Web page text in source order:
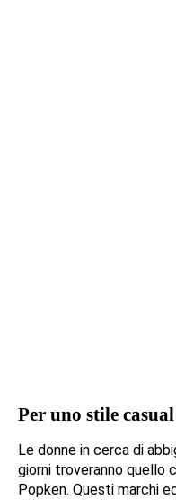
Per uno stile
Le donne in cerca di
giorni troveranno quello
Popken. Questi marchi